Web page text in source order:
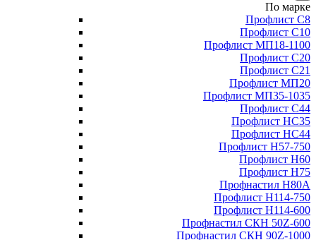
По марке
Профлист С8
Профлист С10
Профлист МП18-1100
Профлист С20
Профлист С21
Профлист МП20
Профлист МП35-1035
Профлист С44
Профлист НС35
Профлист НС44
Профлист Н57-750
Профлист Н60
Профлист Н75
Профнастил Н80А
Профлист Н114-750
Профлист Н114-600
Профнастил СКН 50Z-600
Профнастил СКН 90Z-1000